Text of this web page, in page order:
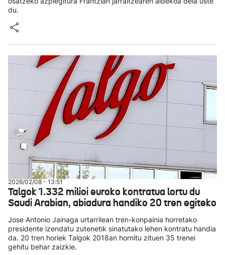
du.
2026/02/08 - 13:51
Talgok 1.332 milioi euroko kontratua lortu du
Saudi Arabian, abiadura handiko 20 tren egiteko
Jose Antonio Jainaga urtarrilean tren-konpainia horretako
presidente izendatu zutenetik sinatutako lehen kontratu handia
da. 20 tren horiek Talgok 2018an hornitu zituen 35 trenei
gehitu behar zaizkie.